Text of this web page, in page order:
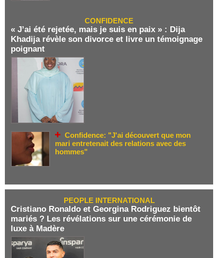
CONFIDENCE
« J’ai été rejetée, mais je suis en paix » : Dija
Khadija révèle son divorce et livre un témoignage
poignant
Confidence: "J'ai découvert que mon
mari entretenait des relations avec des
hommes"
PEOPLE INTERNATIONAL
Cristiano Ronaldo et Georgina Rodriguez bientôt
mariés ? Les révélations sur une cérémonie de
luxe à Madère